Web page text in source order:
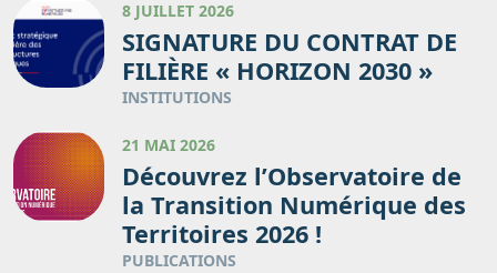
8 JUILLET 2026
SIGNATURE DU CONTRAT DE
FILIÈRE « HORIZON 2030 »
INSTITUTIONS
21 MAI 2026
Découvrez l’Observatoire de
la Transition Numérique des
Territoires 2026 !
PUBLICATIONS